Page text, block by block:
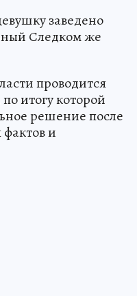
заведено
Следком же
проводится
итогу которой
решение после
и